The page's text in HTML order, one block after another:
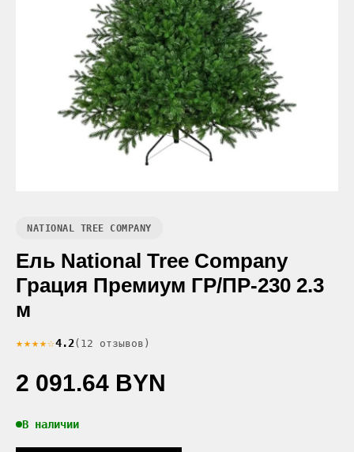
NATIONAL TREE COMPANY
Ель National Tree Company
Грация Премиум ГР/ПР-230 2.3
м
★★★★☆4.2(12 отзывов)
2 091.64 BYN
В наличии